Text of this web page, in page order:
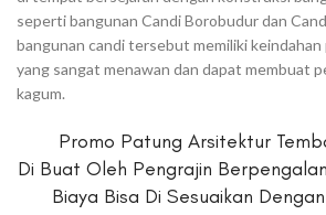
seperti bangunan Candi Borobudur dan
bangunan candi tersebut memiliki
yang sangat menawan dan dapat membuat
kagum.
Promo Patung Arsitektur
Di Buat Oleh Pengrajin
Biaya Bisa Di Sesuaikan